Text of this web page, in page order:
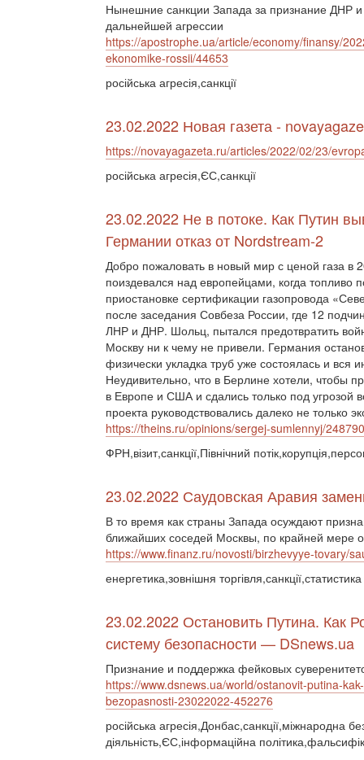
Нынешние санкции Запада за признание ДНР
дальнейшей агрессии
https://apostrophe.ua/article/economy/finansy/
ekonomike-rossii/44653
російська агресія,санкції
23.02.2022 Новая газета -
https://novayagazeta.ru/articles/2022/02/23/
російська агресія,ЄС,санкції
23.02.2022 Не в потоке. Как Путин
Германии отказ от Nordstream-2
Добро пожаловать в новый мир с ценой газа в
поиздевался над европейцами, когда топливо
приостановке сертификации газопровода
после заседания Совбеза России, где 12
ЛНР и ДНР. Шольц, пытался предотвратить
Москву ни к чему не привели. Германия
физически укладка труб уже состоялась и
Неудивительно, что в Берлине хотели, чтобы
в Европе и США и сдались только под
проекта руководствовались далеко не только
https://theins.ru/opinions/sergej-sumlennyj/248790
ФРН,візит,санкції,Північний
23.02.2022 Саудовская Аравия
В то время как страны Запада осуждают
ближайших соседей Москвы, по крайней мере
https://www.finanz.ru/novosti/birzhevyye-tovary/
енергетика,зовнішня торгівля,санкції,статистика
23.02.2022 Остановить Путина. Как
систему безопасности — DSnews.ua
Признание и поддержка фейковых
https://www.dsnews.ua/world/ostanovit-putina-
bezopasnosti-23022022-452276
російська агресія,Донбас,санкції,міжнародна
діяльність,ЄС,інформаційна